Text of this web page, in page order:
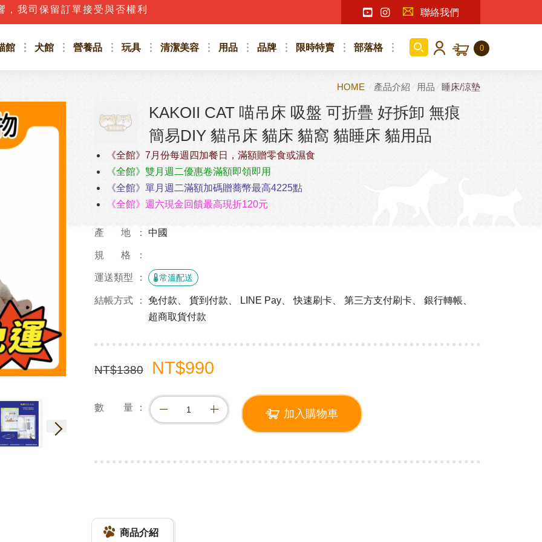
，應立即撥打165防詐騙專線或詢問客服人員唷!! 聯絡我們
館 犬館 營養品 玩具 清潔美容 用品 品牌 限時特賣 部落格 0
HOME 產品介紹 用品 睡床/涼墊
KAKOII CAT 喵吊床 吸盤 可折疊 好拆卸 無痕
簡易DIY 貓吊床 貓床 貓窩 貓睡床 貓用品
《全館》7月份每週四加餐日，滿額贈零食或濕食
《全館》雙月週二優惠卷滿額即領即用
《全館》單月週二滿額加碼贈蕎幣最高4225點
《全館》週六現金回饋最高現折120元
產 地 中國
規 格
運送類型 常溫配送
結帳方式
免付款、 貨到付款、 LINE Pay、 快速刷卡、 第三方支付刷卡、 銀行轉帳、
超商取貨付款
NT$1380 NT$990
數 量
加入購物車
商品介紹